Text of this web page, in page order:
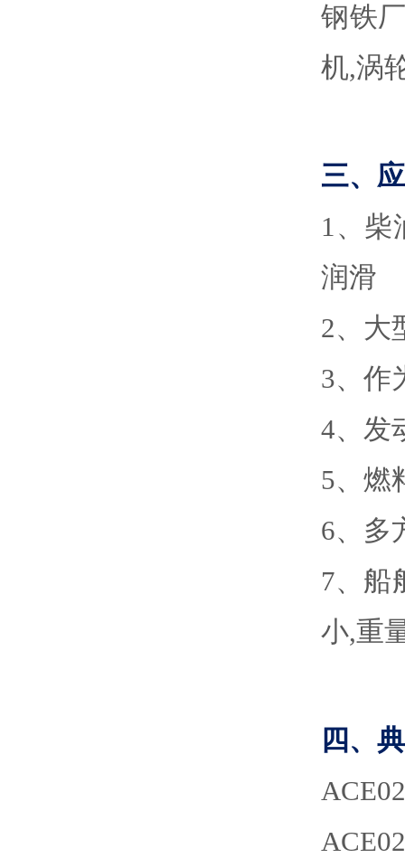
钢铁
机,涡
三、
1、 柴
润滑
2、 大
3、 作
4、 发
5、 燃
6、 多
7、 船
小,重
四、